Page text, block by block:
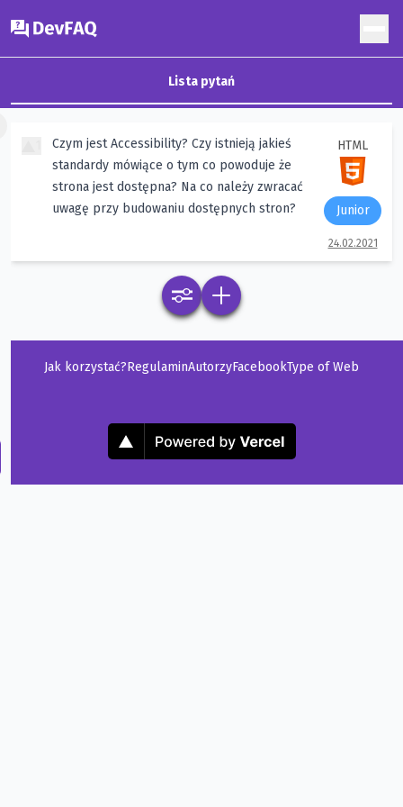
DevFAQ
Lista pytań
Czym jest Accessibility? Czy istnieją jakieś
standardy mówiące o tym co powoduje że
strona jest dostępna? Na co należy zwracać
uwagę przy budowaniu dostępnych stron?
HTML
Junior
24.02.2021
Jak korzystać?RegulaminAutorzyFacebookType of Web